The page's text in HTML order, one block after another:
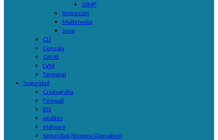
GIMP
Impresión
Multimedia
snap
CLI
Consola
GRUB
LVM
Terminal
Seguridad
Criptografía
Firewall
IDS
iptables
Malware
Seguridad (Sistema Operativo)